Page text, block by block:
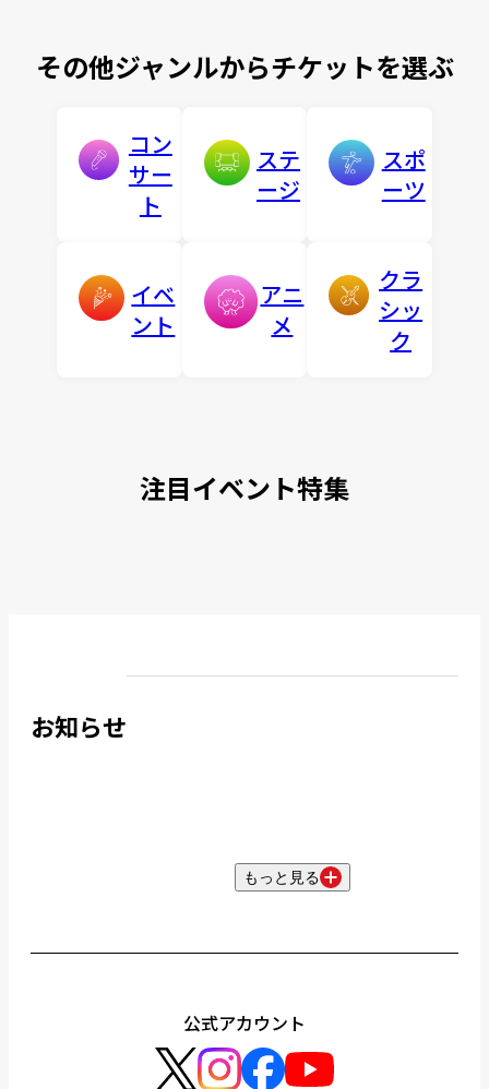
その他ジャンルからチケットを選ぶ
コン
サー
ト
ステ
ージ
スポ
ーツ
イベ
ント
アニ
メ
クラ
シッ
ク
注目イベント特集
お知らせ
もっと見る
公式アカウント